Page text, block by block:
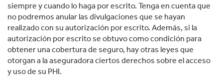
siempre y cuando lo haga por escrito. Tenga en cuenta que
no podremos anular las divulgaciones que se hayan
realizado con su autorización por escrito. Además, si la
autorización por escrito se obtuvo como condición para
obtener una cobertura de seguro, hay otras leyes que
otorgan a la aseguradora ciertos derechos sobre el acceso
y uso de su PHI.